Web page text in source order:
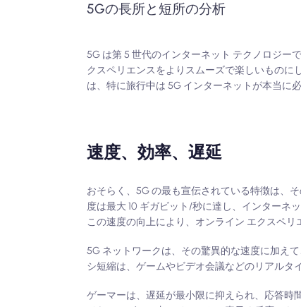
5Gの長所と短所の分析
5G は第 5 世代のインターネット テクノロジー
クスペリエンスをよりスムーズで楽しいもの
は、特に旅行中は 5G インターネットが本当に
速度、効率、遅延
おそらく、5G の最も宣伝されている特徴は、
度は最大 10 ギガビット/秒に達し、インターネ
この速度の向上により、オンライン エクスペ
5G ネットワークは、その驚異的な速度に加え
シ短縮は、ゲームやビデオ会議などのリアルタ
ゲーマーは、遅延が最小限に抑えられ、応答時